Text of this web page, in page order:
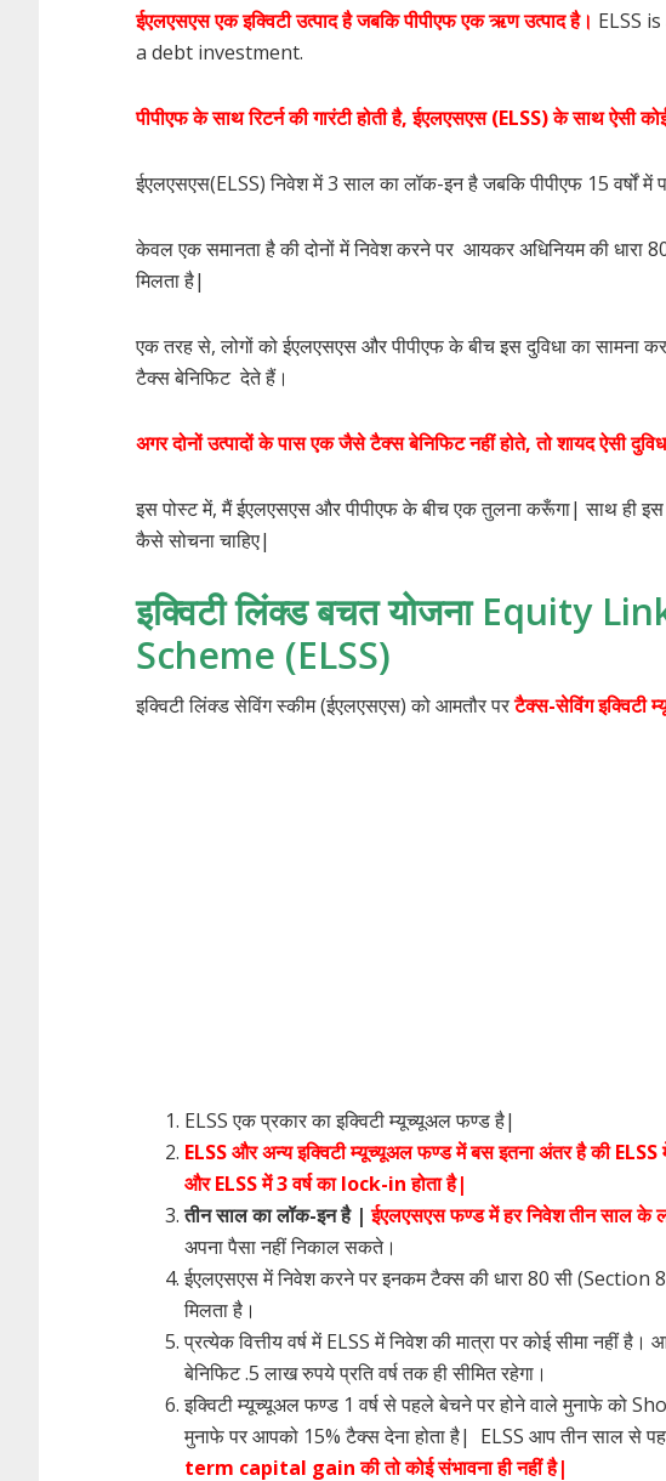
ईएलएसएस एक इक्विटी उत्पाद है जबकि पीपीएफ एक ऋण उत्पाद है। ELSS
a debt investment.
पीपीएफ के साथ रिटर्न की गारंटी होती है, ईएलएसएस (ELSS) के साथ ऐसी
ईएलएसएस(ELSS) निवेश में 3 साल का लॉक-इन है जबकि पीपीएफ 15 वर्षों में
केवल एक समानता है की दोनों में निवेश करने पर आयकर अधिनियम की धारा
मिलता है|
एक तरह से, लोगों को ईएलएसएस और पीपीएफ के बीच इस दुविधा का सामना
टैक्स बेनिफिट देते हैं।
अगर दोनों उत्पादों के पास एक जैसे टैक्स बेनिफिट नहीं होते, तो शायद ऐसी
इस पोस्ट में, मैं ईएलएसएस और पीपीएफ के बीच एक तुलना करूँगा| साथ ही
कैसे सोचना चाहिए|
इक्विटीलिंक्डबचतयोजनाEquity
Scheme (ELSS)
इक्विटी लिंक्ड सेविंग स्कीम (ईएलएसएस) को आमतौर परटैक्स-सेविंग इक्विटी
ELSS एक प्रकार का इक्विटी म्यूच्यूअल फण्ड है|
ELSS और अन्य इक्विटी म्यूच्यूअल फण्ड में बस इतना अंतर है की
और ELSS में 3 वर्ष का lock-in होता है|
तीन साल का लॉक-इन है | ईएलएसएस फण्ड में हर निवेश तीन साल के
अपना पैसा नहीं निकाल सकते।
ईएलएसएस में निवेश करने पर इनकम टैक्स की धारा 80 सी
मिलता है।
प्रत्येक वित्तीय वर्ष में ELSS में निवेश की मात्रा पर कोई सीमा नहीं
बेनिफिट .5 लाख रुपये प्रति वर्ष तक ही सीमित रहेगा।
इक्विटी म्यूच्यूअल फण्ड 1 वर्ष से पहले बेचने पर होने वाले मुनाफे को
मुनाफे पर आपको 15% टैक्स देना होता है| ELSS आप तीन साल से
term capital gain की तो कोई संभावना ही नहीं है|